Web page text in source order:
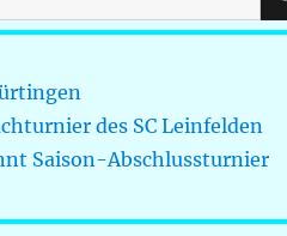
des SC Leinfelden
Saison-Abschlussturnier